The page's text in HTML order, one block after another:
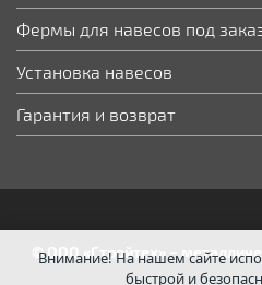
Фермы для навесов под
Установка навесов
Гарантия и возврат
© ООО «Стройтех» –
Внимание! На нашем сайте
быстрой и